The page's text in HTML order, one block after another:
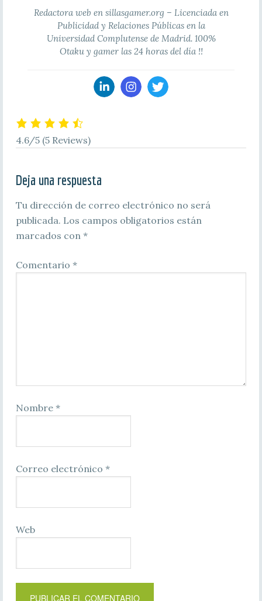
Redactora web en sillasgamer.org – Licenciada en
Publicidad y Relaciones Públicas en la
Universidad Complutense de Madrid. 100%
Otaku y gamer las 24 horas del día !!
4.6/5 (5 Reviews)
Deja una respuesta
Tu dirección de correo electrónico no será
publicada. Los campos obligatorios están
marcados con *
Comentario *
Nombre *
Correo electrónico *
Web